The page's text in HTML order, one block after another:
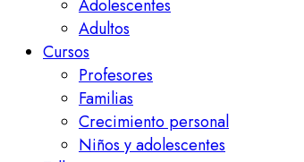
Adolescentes
Adultos
Cursos
Profesores
Familias
Crecimiento personal
Niños y adolescentes